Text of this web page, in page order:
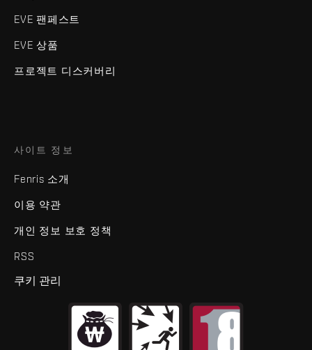
EVE 팬페스트
EVE 상품
프로젝트 디스커버리
사이트 정보
Fenris 소개
이용 약관
개인 정보 보호 정책
RSS
쿠키 관리